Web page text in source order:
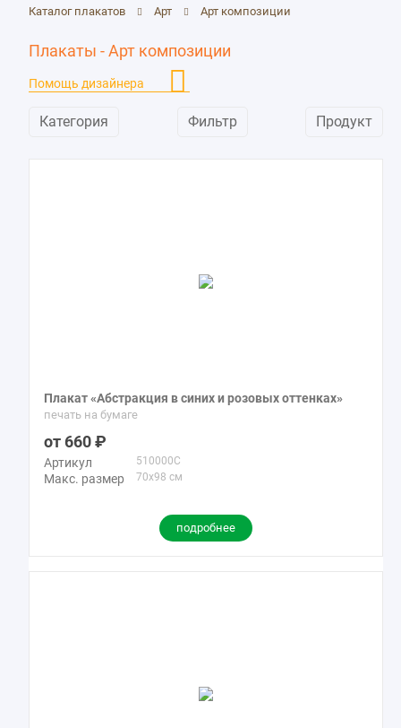
Каталог плакатов Арт Арт композиции
Плакаты - Арт композиции
Помощь дизайнера
Категория Фильтр Продукт
Плакат «Абстракция в синих и розовых оттенках»
печать на бумаге
660
Артикул 510000C
Макс. размер 70x98 см
подробнее